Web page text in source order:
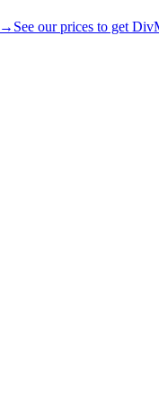
→ See our prices to get